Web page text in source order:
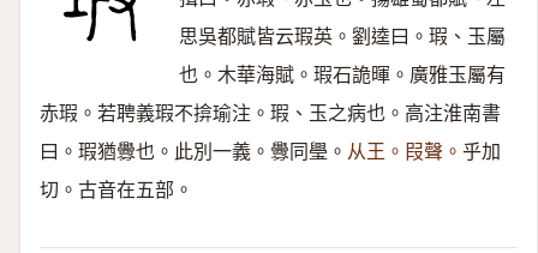
思吳都賦皆云瑕英。劉逵曰。瑕、玉屬
也。木華海賦。瑕石詭暉。廣雅玉屬有
赤瑕。若聘義瑕不揜瑜注。瑕、玉之病也。高注淮南書
曰。瑕猶釁也。此別一義。釁同璺。 从王。叚聲。 乎加
切。古音在五部。